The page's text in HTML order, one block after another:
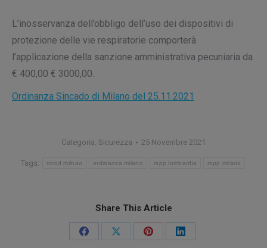
L’inosservanza dell’obbligo dell’uso dei dispositivi di
protezione delle vie respiratorie comporterà
l’applicazione della sanzione amministrativa pecuniaria da
€ 400,00 € 3000,00.
Ordinanza Sincado di Milano del 25.11.2021
Categoria: Sicurezza 25 Novembre 2021
Tags: covid milnao ordinanza milano rspp lombardia rspp milano
Share This Article
CondividiCondividiCondividiCondividi